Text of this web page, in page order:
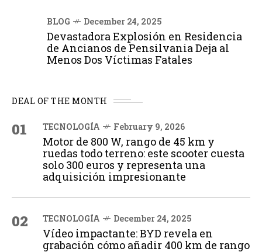
BLOG December 24, 2025
Devastadora Explosión en Residencia
de Ancianos de Pensilvania Deja al
Menos Dos Víctimas Fatales
DEAL OF THE MONTH
01 TECNOLOGÍA February 9, 2026
Motor de 800 W, rango de 45 km y
ruedas todo terreno: este scooter cuesta
solo 300 euros y representa una
adquisición impresionante
02 TECNOLOGÍA December 24, 2025
Vídeo impactante: BYD revela en
grabación cómo añadir 400 km de rango